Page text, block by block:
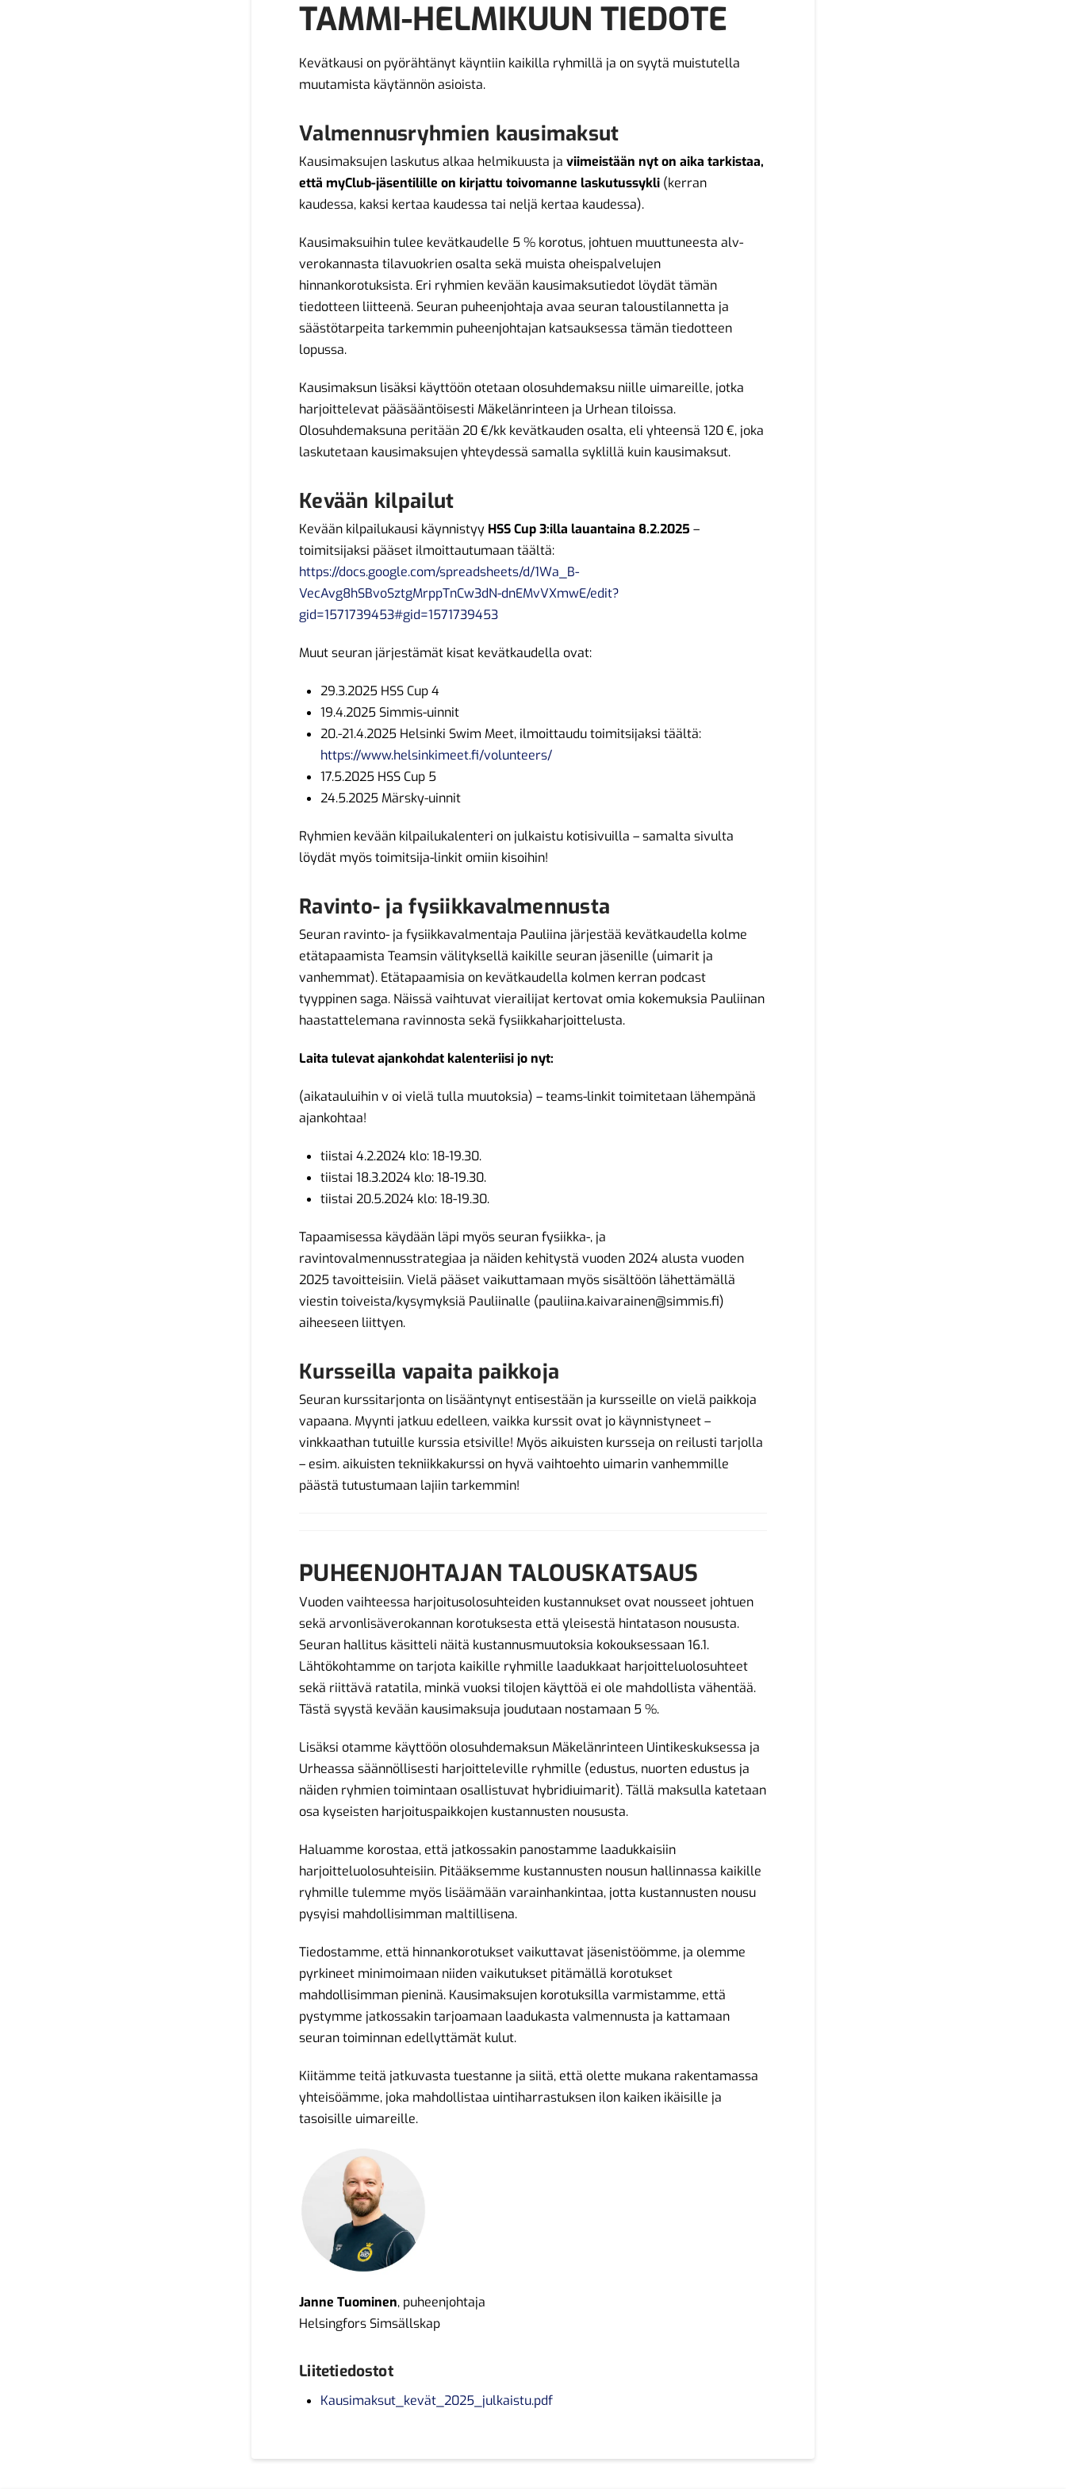
TAMMI-HELMIKUUN TIEDOTE
Kevätkausi on pyörähtänyt käyntiin kaikilla ryhmillä ja on syytä muistutella
muutamista käytännön asioista.
Valmennusryhmien kausimaksut
Kausimaksujen laskutus alkaa helmikuusta javiimeistään nyt on aika tarkistaa,
että myClub-jäsentilille on kirjattu toivomanne laskutussykli (kerran
kaudessa, kaksi kertaa kaudessa tai neljä kertaa kaudessa).
Kausimaksuihin tulee kevätkaudelle 5 % korotus, johtuen muuttuneesta alv-
verokannasta tilavuokrien osalta sekä muista oheispalvelujen
hinnankorotuksista. Eri ryhmien kevään kausimaksutiedot löydät tämän
tiedotteen liitteenä. Seuran puheenjohtaja avaa seuran taloustilannetta ja
säästötarpeita tarkemmin puheenjohtajan katsauksessa tämän tiedotteen
lopussa.
Kausimaksun lisäksi käyttöön otetaan olosuhdemaksu niille uimareille, jotka
harjoittelevat pääsääntöisesti Mäkelänrinteen ja Urhean tiloissa.
Olosuhdemaksuna peritään 20 €/kk kevätkauden osalta, eli yhteensä 120 €, joka
laskutetaan kausimaksujen yhteydessä samalla syklillä kuin kausimaksut.
Kevään kilpailut
Kevään kilpailukausi käynnistyy HSS Cup 3:illa lauantaina 8.2.2025 –
toimitsijaksi pääset ilmoittautumaan täältä:
https://docs.google.com/spreadsheets/d/1Wa_B-
VecAvg8hSBvoSztgMrppTnCw3dN-dnEMvVXmwE/edit?
gid=1571739453#gid=1571739453
Muut seuran järjestämät kisat kevätkaudella ovat:
29.3.2025 HSS Cup 4
19.4.2025 Simmis-uinnit
20.-21.4.2025 Helsinki Swim Meet, ilmoittaudu toimitsijaksi täältä:
https://www.helsinkimeet.fi/volunteers/
17.5.2025 HSS Cup 5
24.5.2025 Märsky-uinnit
Ryhmien kevään kilpailukalenteri on julkaistu kotisivuilla – samalta sivulta
löydät myös toimitsija-linkit omiin kisoihin!
Ravinto- ja fysiikkavalmennusta
Seuran ravinto- ja fysiikkavalmentaja Pauliina järjestää kevätkaudella kolme
etätapaamista Teamsin välityksellä kaikille seuran jäsenille (uimarit ja
vanhemmat). Etätapaamisia on kevätkaudella kolmen kerran podcast
tyyppinen saga. Näissä vaihtuvat vierailijat kertovat omia kokemuksia Pauliinan
haastattelemana ravinnosta sekä fysiikkaharjoittelusta.
Laita tulevat ajankohdat kalenteriisi jo nyt:
(aikatauluihin v oi vielä tulla muutoksia) – teams-linkit toimitetaan lähempänä
ajankohtaa!
tiistai 4.2.2024 klo: 18-19.30.
tiistai 18.3.2024 klo: 18-19.30.
tiistai 20.5.2024 klo: 18-19.30.
Tapaamisessa käydään läpi myös seuran fysiikka-, ja
ravintovalmennusstrategiaa ja näiden kehitystä vuoden 2024 alusta vuoden
2025 tavoitteisiin. Vielä pääset vaikuttamaan myös sisältöön lähettämällä
viestin toiveista/kysymyksiä Pauliinalle (pauliina.kaivarainen@simmis.fi)
aiheeseen liittyen.
Kursseilla vapaita paikkoja
Seuran kurssitarjonta on lisääntynyt entisestään ja kursseille on vielä paikkoja
vapaana. Myynti jatkuu edelleen, vaikka kurssit ovat jo käynnistyneet –
vinkkaathan tutuille kurssia etsiville! Myös aikuisten kursseja on reilusti tarjolla
– esim. aikuisten tekniikkakurssi on hyvä vaihtoehto uimarin vanhemmille
päästä tutustumaan lajiin tarkemmin!
PUHEENJOHTAJAN TALOUSKATSAUS
Vuoden vaihteessa harjoitusolosuhteiden kustannukset ovat nousseet johtuen
sekä arvonlisäverokannan korotuksesta että yleisestä hintatason noususta.
Seuran hallitus käsitteli näitä kustannusmuutoksia kokouksessaan 16.1.
Lähtökohtamme on tarjota kaikille ryhmille laadukkaat harjoitteluolosuhteet
sekä riittävä ratatila, minkä vuoksi tilojen käyttöä ei ole mahdollista vähentää.
Tästä syystä kevään kausimaksuja joudutaan nostamaan 5 %.
Lisäksi otamme käyttöön olosuhdemaksun Mäkelänrinteen Uintikeskuksessa ja
Urheassa säännöllisesti harjoitteleville ryhmille (edustus, nuorten edustus ja
näiden ryhmien toimintaan osallistuvat hybridiuimarit). Tällä maksulla katetaan
osa kyseisten harjoituspaikkojen kustannusten noususta.
Haluamme korostaa, että jatkossakin panostamme laadukkaisiin
harjoitteluolosuhteisiin. Pitääksemme kustannusten nousun hallinnassa kaikille
ryhmille tulemme myös lisäämään varainhankintaa, jotta kustannusten nousu
pysyisi mahdollisimman maltillisena.
Tiedostamme, että hinnankorotukset vaikuttavat jäsenistöömme, ja olemme
pyrkineet minimoimaan niiden vaikutukset pitämällä korotukset
mahdollisimman pieninä. Kausimaksujen korotuksilla varmistamme, että
pystymme jatkossakin tarjoamaan laadukasta valmennusta ja kattamaan
seuran toiminnan edellyttämät kulut.
Kiitämme teitä jatkuvasta tuestanne ja siitä, että olette mukana rakentamassa
yhteisöämme, joka mahdollistaa uintiharrastuksen ilon kaiken ikäisille ja
tasoisille uimareille.
Janne Tuominen, puheenjohtaja
Helsingfors Simsällskap
Liitetiedostot
Kausimaksut_kevät_2025_julkaistu.pdf